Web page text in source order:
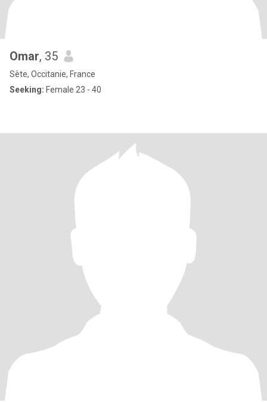
Omar, 35
Sète, Occitanie, France
Seeking: Female 23 - 40